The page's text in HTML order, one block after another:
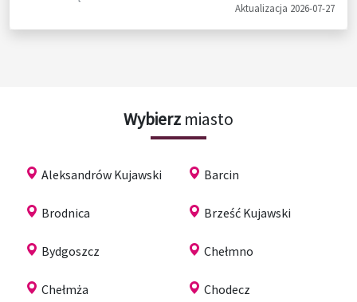
Aktualizacja 2026-07-27
Wybierz miasto
Aleksandrów Kujawski Barcin
Brodnica Brześć Kujawski
Bydgoszcz Chełmno
Chełmża Chodecz